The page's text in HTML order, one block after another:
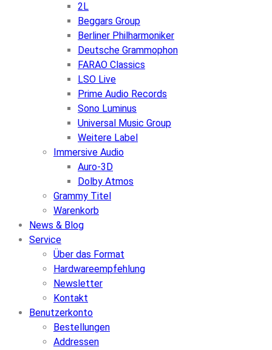
2L
Beggars Group
Berliner Philharmoniker
Deutsche Grammophon
FARAO Classics
LSO Live
Prime Audio Records
Sono Luminus
Universal Music Group
Weitere Label
Immersive Audio
Auro-3D
Dolby Atmos
Grammy Titel
Warenkorb
News & Blog
Service
Über das Format
Hardwareempfehlung
Newsletter
Kontakt
Benutzerkonto
Bestellungen
Addressen